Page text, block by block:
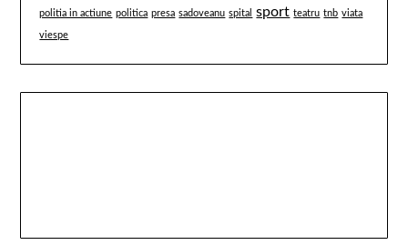
politia in actiune politica presa sadoveanu spital sport teatru tnb viata
viespe